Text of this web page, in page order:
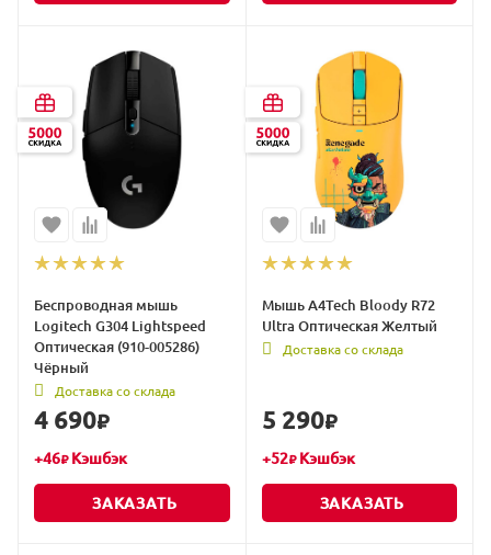
Беспроводная мышь
Logitech G304 Lightspeed
Оптическая (910-005286)
Чёрный
Доставка со склада
4 690₽
+46₽Кэшбэк
ЗАКАЗАТЬ
Мышь A4Tech Bloody R72
Ultra Оптическая Желтый
Доставка со склада
5 290₽
+52₽Кэшбэк
ЗАКАЗАТЬ